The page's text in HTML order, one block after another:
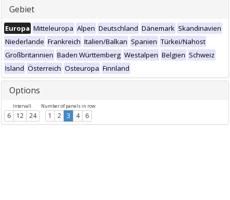
Gebiet
Europa Mitteleuropa Alpen Deutschland Dänemark Skandinavien
Niederlande Frankreich Italien/Balkan Spanien Türkei/Nahost
Großbritannien Baden Württemberg Westalpen Belgien Schweiz
Island Österreich Osteuropa Finnland
Options
Intervall
6 12 24
Number of panels in row
1 2 3 4 6